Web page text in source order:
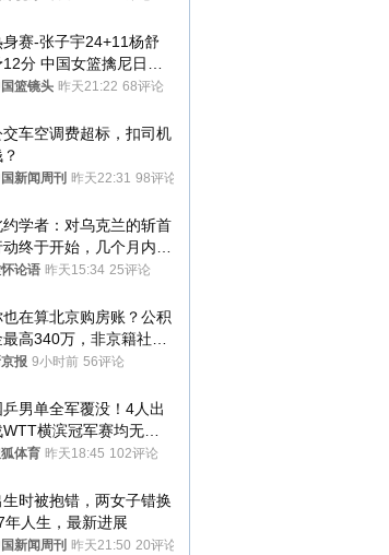
身赛-张子宇24+11杨舒
分 中国女篮擒尼日利
篮镜头 昨天21:22 68评论
交车空调费超标，扣司机
新闻周刊 昨天22:31 98评论
约学者：对乌克兰的斩首
终于开始，几个月内乌
投降
论语 昨天15:34 25评论
也在算北京购房账？公积
高340万，非京籍社保
报 9小时前 56评论
乒男单全军覆没！4人出
横滨冠军赛均无缘
强体育 昨天18:45 102评论
生时被抱错，两女子错换
年人生，最新进展
新闻周刊 昨天21:50 20评论